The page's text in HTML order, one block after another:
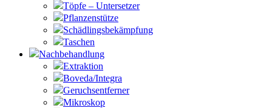
Töpfe – Untersetzer
Pflanzenstütze
Schädlingsbekämpfung
Taschen
Nachbehandlung
Extraktion
Boveda/Integra
Geruchsentferner
Mikroskop